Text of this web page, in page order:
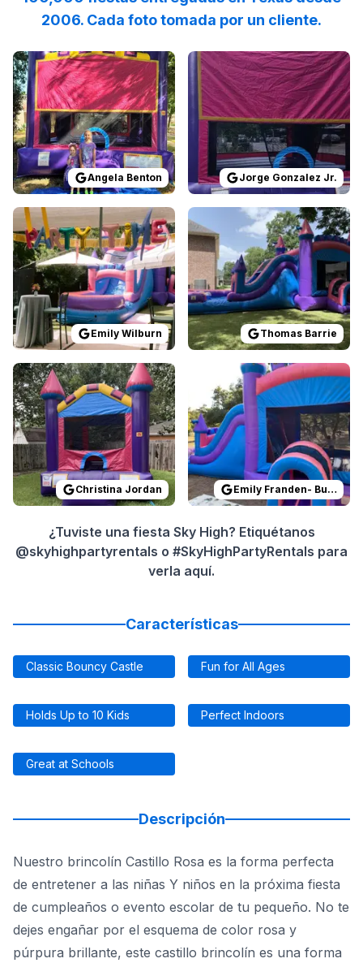
2006. Cada foto tomada por un cliente.
Reviewed onGoogleReviews by Angela Benton:They
Angela Benton
Reviewed onGoogleReviews
Jorge Gonzalez Jr.
Reviewed onGoogleReviewsby Emily Wilburn:The
Emily Wilburn
Reviewed onGoogleReviews
Thomas Barrie
Reviewed onGoogleReviews Christina Jordan:Omar
Christina Jordan
Reviewed onGoogleReviews
Emily Franden- Burtchell
¿Tuviste una fiesta Sky High? Etiquétanos
@skyhighpartyrentals o #SkyHighPartyRentals para
verla aquí.
Características
Classic Bouncy Castle Fun for All Ages
Holds Up to 10 Kids Perfect Indoors
Great at Schools
Descripción
Nuestro brincolín Castillo Rosa es la forma perfecta
de entretener a las niñas Y niños en la próxima fiesta
de cumpleaños o evento escolar de tu pequeño. No te
dejes engañar por el esquema de color rosa y
púrpura brillante, este castillo brincolín es una forma